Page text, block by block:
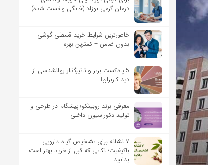
درمان گرمی نوزاد (خانگی و تست شده)
خاص‌ترین شرایط خرید قسطی گوشی
بدون ضامن + کمترین بهره
5 پادکست برتر و تاثیرگذار روانشناسی از
دید کاربران!
معرفی برند روبینکو؛ پیشگام در طرحی و
تولید دکوراسیون داخلی
۷ نشانه برای تشخیص گیاه دارویی
باکیفیت؛ نکاتی که قبل از خرید بهتر است
بدانید